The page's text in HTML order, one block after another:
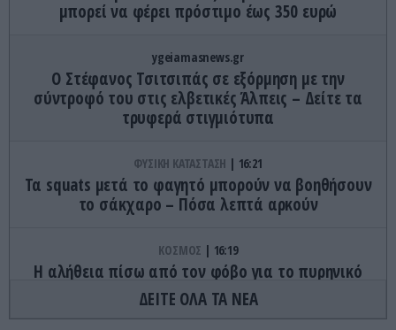
μπορεί να φέρει πρόστιμο έως 350 ευρώ
ygeiamasnews.gr
Ο Στέφανος Τσιτσιπάς σε εξόρμηση με την
σύντροφό του στις ελβετικές Άλπεις – Δείτε τα
τρυφερά στιγμιότυπα
ΦΥΣΙΚΗ ΚΑΤΑΣΤΑΣΗ 16:21
Τα squats μετά το φαγητό μπορούν να βοηθήσουν
το σάκχαρο – Πόσα λεπτά αρκούν
ΚΟΣΜΟΣ 16:19
Η αλήθεια πίσω από τον φόβο για το πυρηνικό
εργοστάσιο της Ρουμανίας – «Τσερνόμπιλ 2.0»;
ΔΕΙΤΕ ΟΛΑ ΤΑ ΝΕΑ